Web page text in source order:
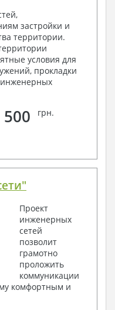
фундаментов
расположения
или Узлы
расположения
по желанию
общими данными
и
водоснабжения и
застройки и
территории.
условия для
прокладки
500 грн.
Проект
инженерных
сетей
позволит
грамотно
проложить
коммуникации
комфортным и